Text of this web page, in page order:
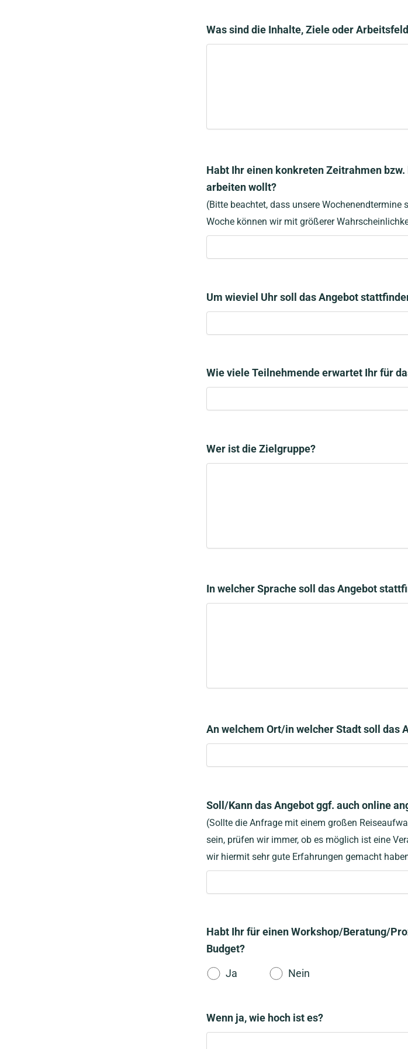
Was sind die Inhalte, Ziele oder
Habt Ihr einen konkreten Zeitrahmen
arbeiten wollt?
(Bitte beachtet, dass unsere Wochenendtermine
Woche können wir mit größerer
Um wieviel Uhr soll das Angebot
Wie viele Teilnehmende erwartet Ihr für
Wer ist die Zielgruppe?
In welcher Sprache soll das Angebot
An welchem Ort/in welcher Stadt soll das
Soll/Kann das Angebot ggf. auch online
(Sollte die Anfrage mit einem großen
sein, prüfen wir immer, ob es möglich ist eine
wir hiermit sehr gute Erfahrungen gemacht
Habt Ihr für einen Workshop/Beratung/
Budget?
Ja
Nein
Wenn ja, wie hoch ist es?